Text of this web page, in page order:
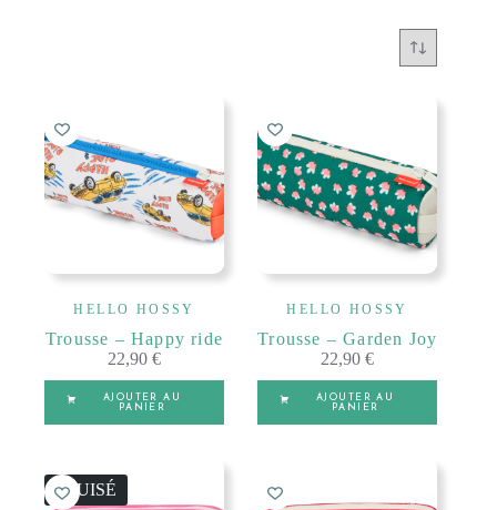
HELLO HOSSY
Trousse – Happy ride
22,90€
AJOUTER AU
PANIER
HELLO HOSSY
Trousse – Garden Joy
22,90€
AJOUTER AU
PANIER
ÉPUISÉ